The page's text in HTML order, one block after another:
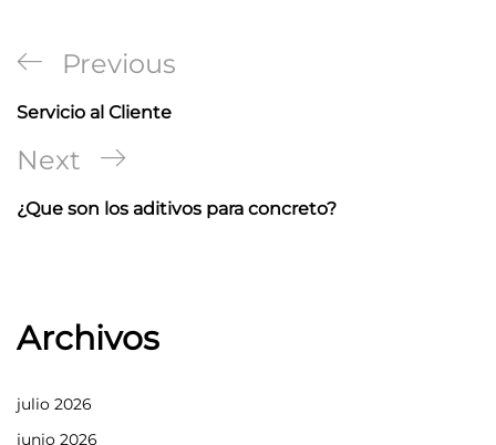
Navegación
de
entradas
Previous
Post
Previous
Servicio al Cliente
Next
Post
Next
¿Que son los aditivos para concreto?
Archivos
julio 2026
junio 2026